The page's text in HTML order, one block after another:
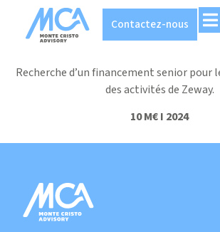
Contactez-nous
Recherche d’un financement senior pour
des activités de Zeway.
10 M€ I 2024